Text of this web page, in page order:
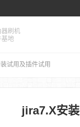
器刷机
基地
试用及插件试用
jira7.X安